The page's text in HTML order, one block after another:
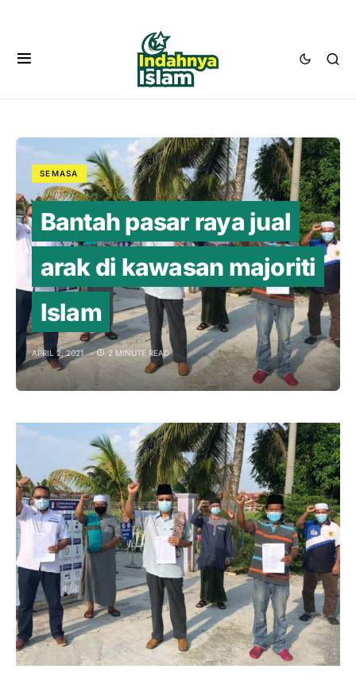
SEMASA
Bantah pasar raya jual
arak di kawasan majoriti
Islam
APRIL 2, 2021 2 MINUTE READ